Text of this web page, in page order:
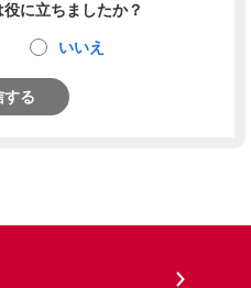
に立ちましたか？
いいえ
する